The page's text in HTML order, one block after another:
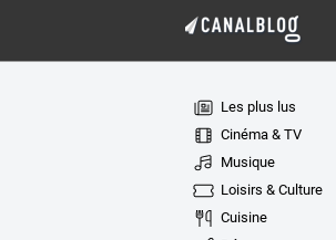
Les plus lus
Cinéma & TV
Musique
Loisirs & Culture
Cuisine